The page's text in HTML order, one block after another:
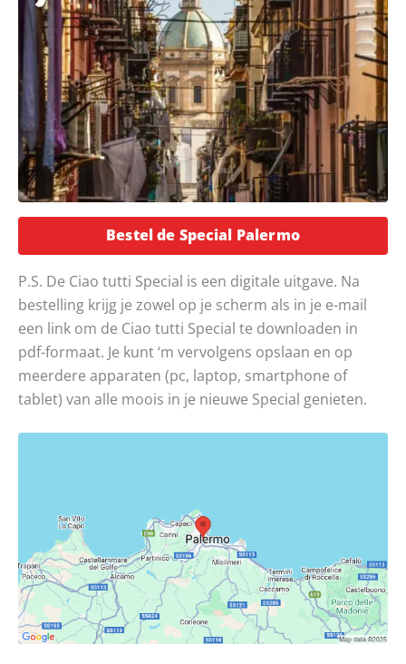
Bestel de Special PalermoOpent in een
P.S. De Ciao tutti Special is een digitale uitgave. Na
bestelling krijg je zowel op je scherm als in je e-mail
een link om de Ciao tutti Special te downloaden in
pdf-formaat. Je kunt ‘m vervolgens opslaan en op
meerdere apparaten (pc, laptop, smartphone of
tablet) van alle moois in je nieuwe Special genieten.